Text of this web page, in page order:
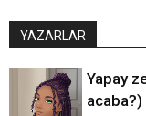
YAZARLAR
Yapay
acaba?)